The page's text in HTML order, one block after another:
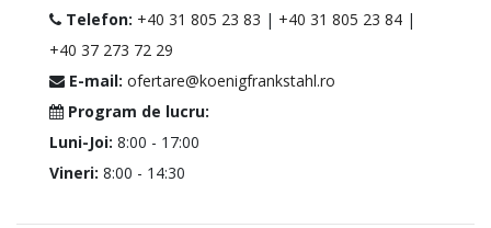
Telefon: +40 31 805 23 83 | +40 31 805 23 84 |
+40 37 273 72 29
E-mail: ofertare@koenigfrankstahl.ro
Program de lucru:
Luni-Joi: 8:00 - 17:00
Vineri: 8:00 - 14:30